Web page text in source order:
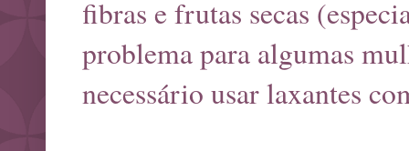
fibras e frutas secas
problema para algumas
necessário usar laxantes